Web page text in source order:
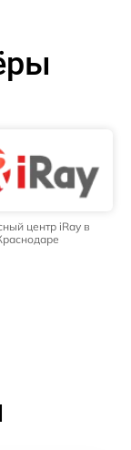
центр iRay в